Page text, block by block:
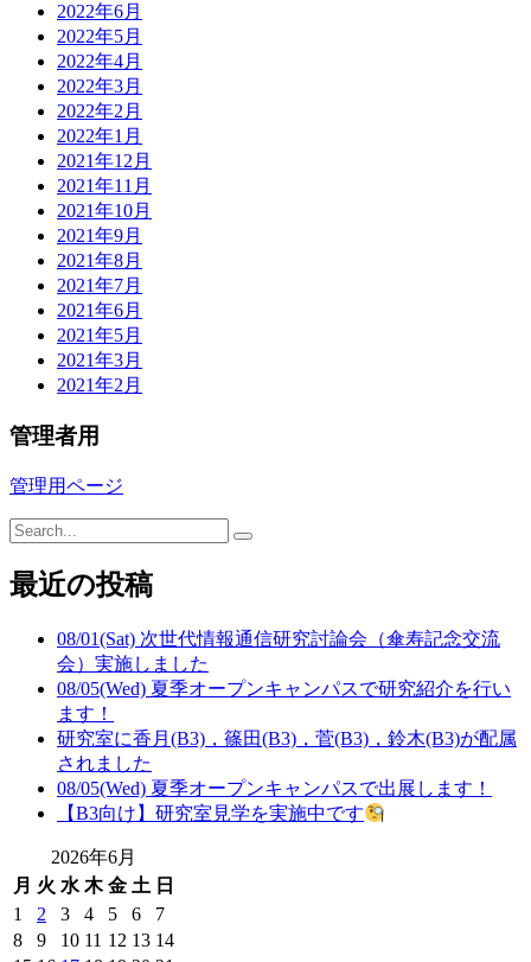
2022年6月
2022年5月
2022年4月
2022年3月
2022年2月
2022年1月
2021年12月
2021年11月
2021年10月
2021年9月
2021年8月
2021年7月
2021年6月
2021年5月
2021年3月
2021年2月
管理者用
管理用ページ
最近の投稿
08/01(Sat) 次世代情報通信研究討論会（傘寿記念交流
会）実施しました
08/05(Wed) 夏季オープンキャンパスで研究紹介を行い
ます！
研究室に香月(B3)，篠田(B3)，菅(B3)，鈴木(B3)が配属
されました
08/05(Wed) 夏季オープンキャンパスで出展します！
【B3向け】研究室見学を実施中です
2026年6月
月 火 水 木 金 土 日
1
2 3 4 5 6
7
8
9 10 11 12 13 14